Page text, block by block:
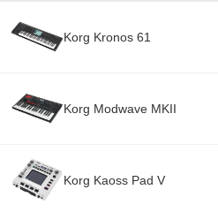
Korg Kronos 61
Korg Modwave MKII
Korg Kaoss Pad V